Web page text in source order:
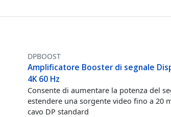
DPBOOST
Amplificatore Booster di segnale
4K 60 Hz
Consente di aumentare la potenza del
estendere una sorgente video fino a 20
cavo DP standard